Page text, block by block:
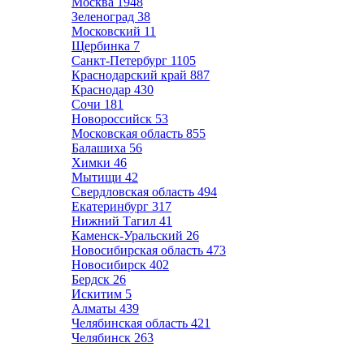
Зеленоград 38
Московский 11
Щербинка 7
Санкт-Петербург 1105
Краснодарский край 887
Краснодар 430
Сочи 181
Новороссийск 53
Московская область 855
Балашиха 56
Химки 46
Мытищи 42
Свердловская область 494
Екатеринбург 317
Нижний Тагил 41
Каменск-Уральский 26
Новосибирская область 473
Новосибирск 402
Бердск 26
Искитим 5
Алматы 439
Челябинская область 421
Челябинск 263